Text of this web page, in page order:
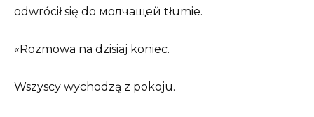
odwrócił się do молчащей tłumie.
«Rozmowa na dzisiaj koniec.
Wszyscy wychodzą z pokoju.